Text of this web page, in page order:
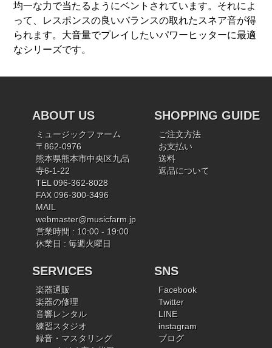
均一な力で当たるようにベントされています。それによ
って、レスポンスの良いバランスの取れたスネア音が得
られます。大音量でプレイしたいパワーヒッターに最適
なシリーズです。
ABOUT US
ミュージックファーム
〒862-0976
熊本県熊本市中央区九品
寺6-1-22
TEL 096-362-8028
FAX 096-300-3496
MAIL
webmaster@musicfarm.jp
営業時間 : 10:00 - 19:00
休業日 : 毎週火曜日
SHOPPING GUIDE
ご注文方法
お支払い
送料
返品について
SERVICES
楽器通販
楽器の修理
音響レンタル
練習スタジオ
録音・マスタリング
SNS
Facebook
Twitter
LINE
instagram
ブログ